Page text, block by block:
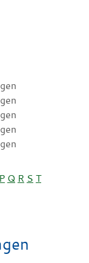
P Q R S T